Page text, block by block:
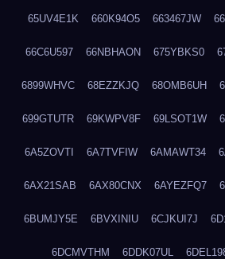
65UV4E1K 660K94O5 663467JW
66C6U597 66NBHAON 675YBKS0
6899WHVC 68EZZKJQ 68OMB6UH
699GTUTR 69KWPV8F 69LSOT1W
6A5ZOVTI 6A7TVFIW 6AMAWT34
6AX21SAB 6AX80CNX 6AYEZFQ7
6BUMJY5E 6BVXINIU 6CJKUI7J
6DCMVTHM 6DDK07UL